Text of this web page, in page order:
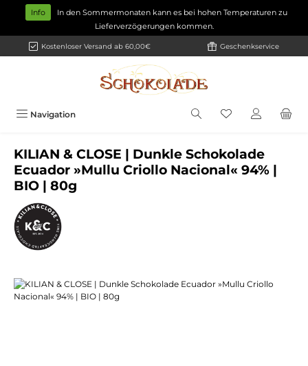
Zum Hauptinhalt springen
Info
In den Sommermonaten kann es bei hohen Temperaturen zu
Lieferverzögerungen kommen.
Kostenloser Versand ab 60,00€ Geschenkservice
Navigation
KILIAN & CLOSE | Dunkle Schokolade
Ecuador »Mullu Criollo Nacional« 94% |
BIO | 80g
Bildergalerie überspringen